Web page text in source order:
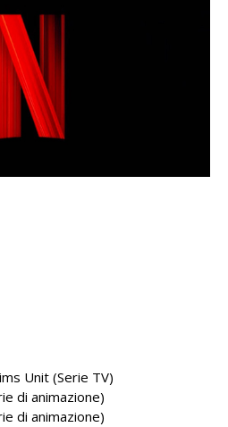
Unit (Serie TV)
di animazione)
di animazione)